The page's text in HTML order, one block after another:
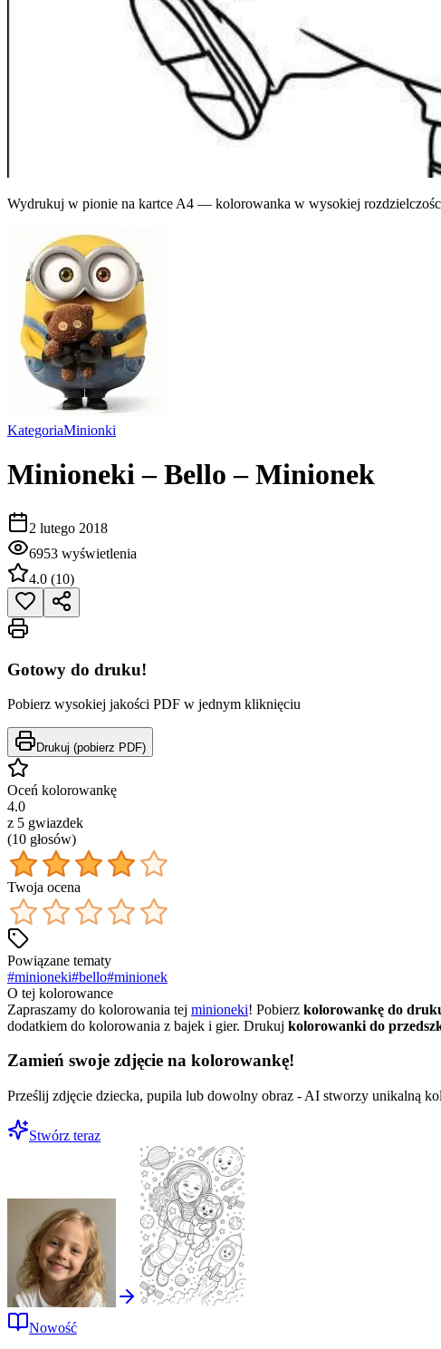
Wydrukuj w pionie na kartce A4 — kolorowanka w wysokiej
KategoriaMinionki
Minioneki – Bello – Minionek
2 lutego 2018
6953 wyświetlenia
4.0 (10)
Gotowy do druku!
Pobierz wysokiej jakości PDF w jednym kliknięciu
Drukuj (pobierz PDF)
Oceń kolorowankę
4.0
z 5 gwiazdek
(10 głosów)
Twoja ocena
Powiązane tematy
#minioneki#bello#minionek
O tej kolorowance
Zapraszamy do kolorowania tej minioneki! Pobierz kolorowankę do
dodatkiem do kolorowania z bajek i gier. Drukuj kolorowanki do
Zamień swoje zdjęcie na kolorowankę!
Prześlij zdjęcie dziecka, pupila lub dowolny obraz - AI stworzy unikalną
Stwórz teraz
Nowość